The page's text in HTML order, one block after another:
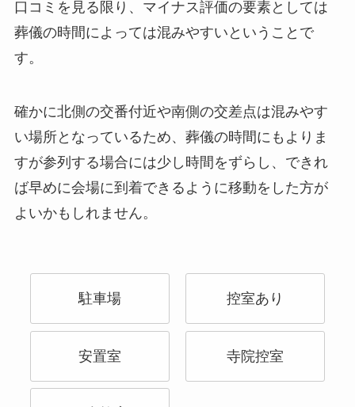
口コミを見る限り、マイナス評価の要素としては
葬儀の時間によっては混みやすいということで
す。
確かに北側の交番付近や南側の交差点は混みやす
い場所となっているため、葬儀の時間にもよりま
すが参列する場合には少し時間をずらし、できれ
ば早めに会場に到着できるように移動をした方が
よいかもしれません。
駐車場 控室あり
安置室 寺院控室